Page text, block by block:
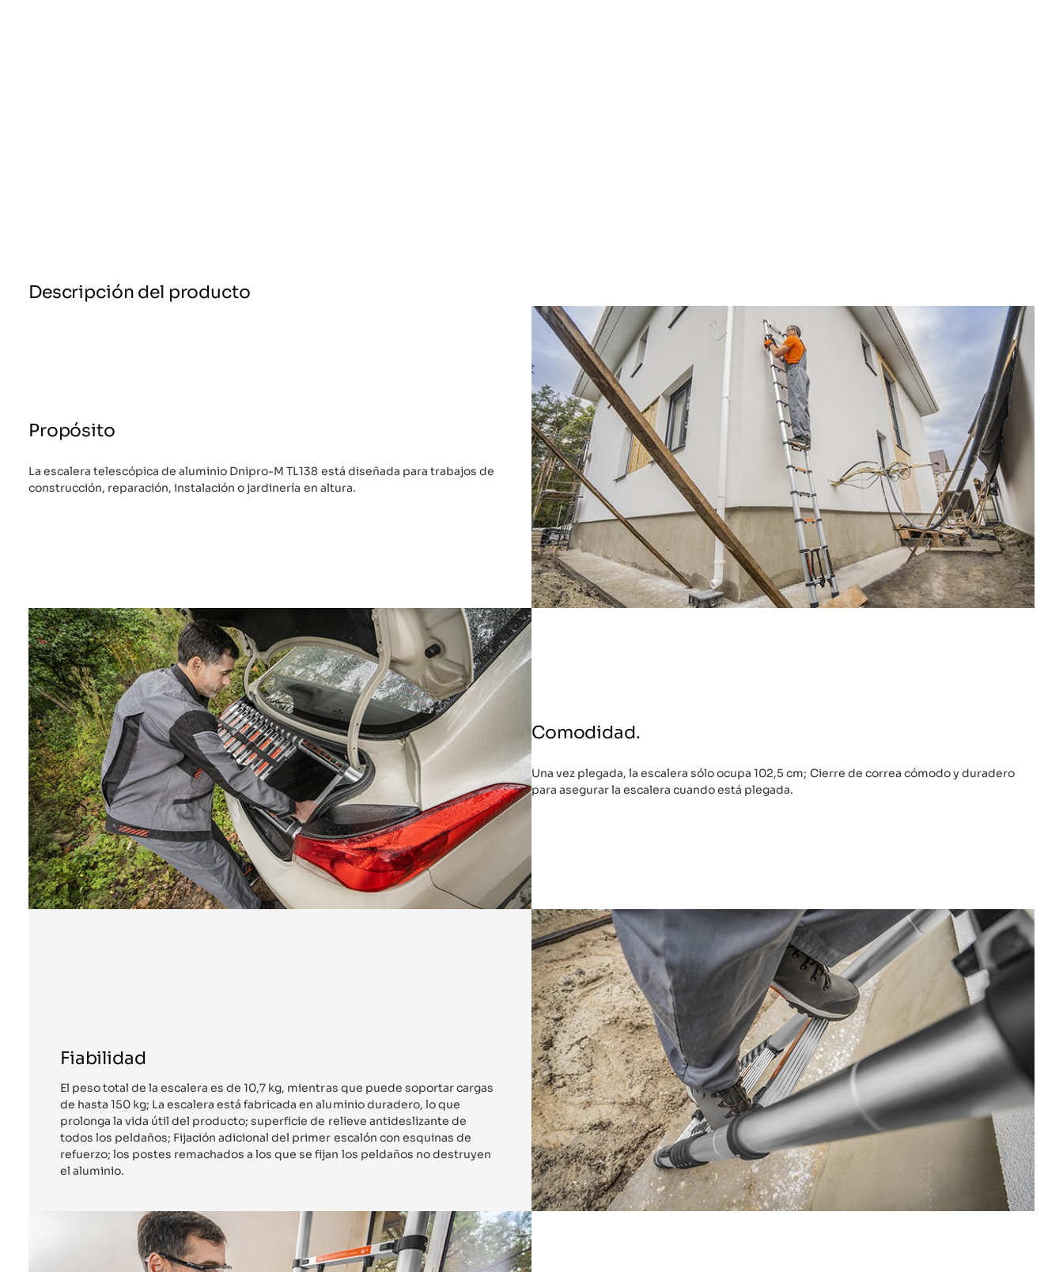
Descripción del producto
Propósito
La escalera telescópica de aluminio Dnipro-M TL138 está diseñada para trabajos de
construcción, reparación, instalación o jardinería en altura.
Comodidad.
Una vez plegada, la escalera sólo ocupa 102,5 cm; Cierre de correa cómodo y duradero
para asegurar la escalera cuando está plegada.
Fiabilidad
El peso total de la escalera es de 10,7 kg, mientras que puede soportar cargas
de hasta 150 kg; La escalera está fabricada en aluminio duradero, lo que
prolonga la vida útil del producto; superficie de relieve antideslizante de
todos los peldaños; Fijación adicional del primer escalón con esquinas de
refuerzo; los postes remachados a los que se fijan los peldaños no destruyen
el aluminio.